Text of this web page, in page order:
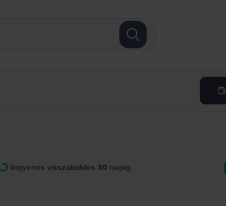
Ingyenes visszaküldés 30 napig